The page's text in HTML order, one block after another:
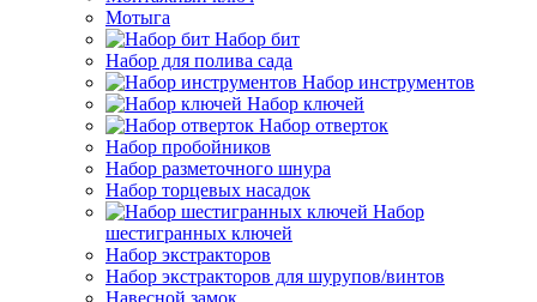
Мотыга
Набор бит
Набор для полива сада
Набор инструментов
Набор ключей
Набор отверток
Набор пробойников
Набор разметочного шнура
Набор торцевых насадок
Набор
шестигранных ключей
Набор экстракторов
Набор экстракторов для шурупов/винтов
Навесной замок